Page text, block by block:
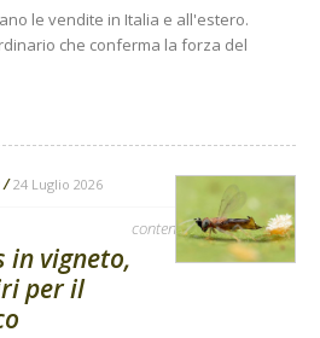
le vendite in Italia e all'estero.
che conferma la forza del
24 Luglio 2026
contenuto sponsorizzato
in vigneto,
per il